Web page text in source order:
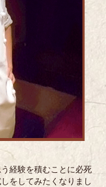
経験を積むことに必死
をしてみたくなりまし